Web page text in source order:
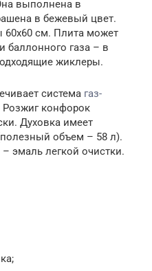
выполнена в
в бежевый цвет.
60х60 см. Плита может
баллонного газа – в
жиклеры.
система газ-
Розжиг конфорок
Духовка имеет
объем – 58 л).
эмаль легкой очистки.